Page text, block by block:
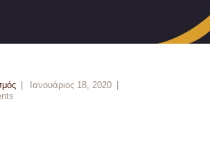
Ιανουάριος 18, 2020